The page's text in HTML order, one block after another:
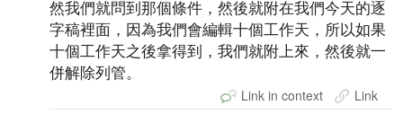
然我們就問到那個條件，然後就附在我們今天的逐
字稿裡面，因為我們會編輯十個工作天，所以如果
十個工作天之後拿得到，我們就附上來，然後就一
併解除列管。
Link in context Link